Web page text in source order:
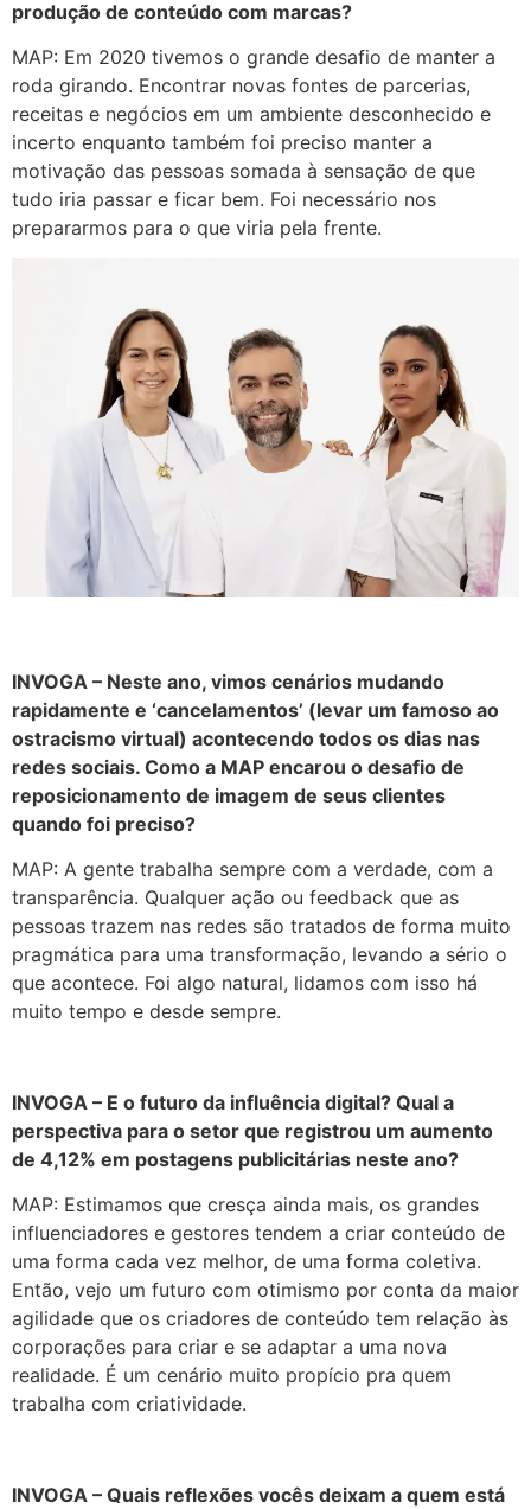
produção de conteúdo com marcas?
MAP: Em 2020 tivemos o grande desafio de manter a
roda girando. Encontrar novas fontes de parcerias,
receitas e negócios em um ambiente desconhecido e
incerto enquanto também foi preciso manter a
motivação das pessoas somada à sensação de que
tudo iria passar e ficar bem. Foi necessário nos
prepararmos para o que viria pela frente.
INVOGA – Neste ano, vimos cenários mudando
rapidamente e ‘cancelamentos’ (levar um famoso ao
ostracismo virtual) acontecendo todos os dias nas
redes sociais. Como a MAP encarou o desafio de
reposicionamento de imagem de seus clientes
quando foi preciso?
MAP: A gente trabalha sempre com a verdade, com a
transparência. Qualquer ação ou feedback que as
pessoas trazem nas redes são tratados de forma muito
pragmática para uma transformação, levando a sério o
que acontece. Foi algo natural, lidamos com isso há
muito tempo e desde sempre.
INVOGA – E o futuro da influência digital? Qual a
perspectiva para o setor que registrou um aumento
de 4,12% em postagens publicitárias neste ano?
MAP: Estimamos que cresça ainda mais, os grandes
influenciadores e gestores tendem a criar conteúdo de
uma forma cada vez melhor, de uma forma coletiva.
Então, vejo um futuro com otimismo por conta da maior
agilidade que os criadores de conteúdo tem relação às
corporações para criar e se adaptar a uma nova
realidade. É um cenário muito propício pra quem
trabalha com criatividade.
INVOGA – Quais reflexões vocês deixam a quem está